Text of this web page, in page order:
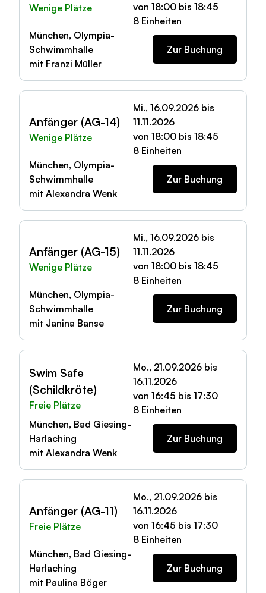
Wenige Plätze
von 18:00 bis 18:45
8 Einheiten
München, Olympia-
Schwimmhalle
mit Franzi Müller
Zur Buchung
Anfänger (AG-14)
Wenige Plätze
Mi., 16.09.2026 bis
11.11.2026
von 18:00 bis 18:45
8 Einheiten
München, Olympia-
Schwimmhalle
mit Alexandra Wenk
Zur Buchung
Anfänger (AG-15)
Wenige Plätze
Mi., 16.09.2026 bis
11.11.2026
von 18:00 bis 18:45
8 Einheiten
München, Olympia-
Schwimmhalle
mit Janina Banse
Zur Buchung
Swim Safe
(Schildkröte)
Freie Plätze
Mo., 21.09.2026 bis
16.11.2026
von 16:45 bis 17:30
8 Einheiten
München, Bad Giesing-
Harlaching
mit Alexandra Wenk
Zur Buchung
Anfänger (AG-11)
Freie Plätze
Mo., 21.09.2026 bis
16.11.2026
von 16:45 bis 17:30
8 Einheiten
München, Bad Giesing-
Harlaching
mit Paulina Böger
Zur Buchung